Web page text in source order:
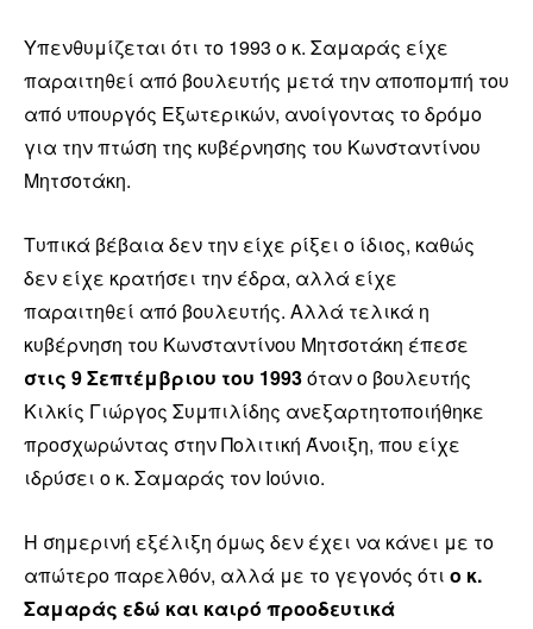
Υπενθυμίζεται ότι το 1993 ο κ. Σαμαράς είχε
παραιτηθεί από βουλευτής μετά την αποπομπή του
από υπουργός Εξωτερικών, ανοίγοντας το δρόμο
για την πτώση της κυβέρνησης του Κωνσταντίνου
Μητσοτάκη.
Τυπικά βέβαια δεν την είχε ρίξει ο ίδιος, καθώς
δεν είχε κρατήσει την έδρα, αλλά είχε
παραιτηθεί από βουλευτής. Αλλά τελικά η
κυβέρνηση του Κωνσταντίνου Μητσοτάκη έπεσε
στις 9 Σεπτέμβριου του 1993όταν ο βουλευτής
Κιλκίς Γιώργος Συμπιλίδης ανεξαρτητοποιήθηκε
προσχωρώντας στην Πολιτική Άνοιξη, που είχε
ιδρύσει ο κ. Σαμαράς τον Ιούνιο.
Η σημερινή εξέλιξη όμως δεν έχει να κάνει με το
απώτερο παρελθόν, αλλά με το γεγονός ότι ο κ.
Σαμαράς εδώ και καιρό προοδευτικά